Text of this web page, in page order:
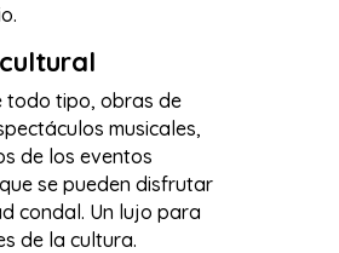
todo tipo, obras de
musicales,
de los eventos
se pueden disfrutar
condal. Un lujo para
de la cultura.